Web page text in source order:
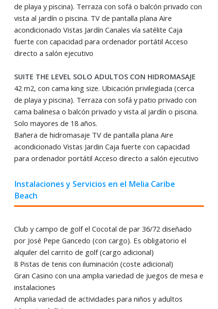
de playa y piscina). Terraza con sofá o balcón privado con
vista al jardín o piscina. TV de pantalla plana Aire
acondicionado Vistas Jardín Canales vía satélite Caja
fuerte con capacidad para ordenador portátil Acceso
directo a salón ejecutivo
SUITE THE LEVEL SOLO ADULTOS CON HIDROMASAJE
42 m2, con cama king size. Ubicación privilegiada (cerca
de playa y piscina). Terraza con sofá y patio privado con
cama balinesa o balcón privado y vista al jardín o piscina.
Solo mayores de 18 años.
Bañera de hidromasaje TV de pantalla plana Aire
acondicionado Vistas Jardin Caja fuerte con capacidad
para ordenador portátil Acceso directo a salón ejecutivo
Instalaciones y Servicios en el Melia Caribe
Beach
Club y campo de golf el Cocotal de par 36/72 diseñado
por José Pepe Gancedo (con cargo). Es obligatorio el
alquiler del carrito de golf (cargo adicional)
8 Pistas de tenis con iluminación (coste adicional)
Gran Casino con una amplia variedad de juegos de mesa e
instalaciones
Amplia variedad de actividades para niños y adultos